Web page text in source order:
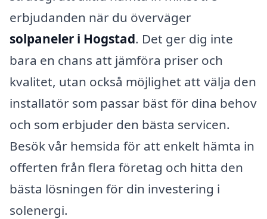
erbjudanden när du överväger
solpaneler i Hogstad. Det ger dig inte
bara en chans att jämföra priser och
kvalitet, utan också möjlighet att välja den
installatör som passar bäst för dina behov
och som erbjuder den bästa servicen.
Besök vår hemsida för att enkelt hämta in
offerten från flera företag och hitta den
bästa lösningen för din investering i
solenergi.